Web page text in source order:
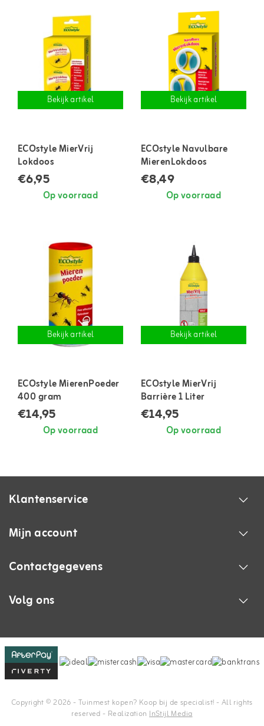
Bekijk artikel
ECOstyle MierVrij
Lokdoos
€6,95
Op voorraad
Bekijk artikel
ECOstyle Navulbare
MierenLokdoos
€8,49
Op voorraad
Bekijk artikel
ECOstyle MierenPoeder
400 gram
€14,95
Op voorraad
Bekijk artikel
ECOstyle MierVrij
Barrière 1 Liter
€14,95
Op voorraad
Klantenservice
Mijn account
Contactgegevens
Volg ons
Copyright © 2026 - Tuinmest kopen? Koop bij de specialist! - All rights
reserved - RealizationInStijl Media